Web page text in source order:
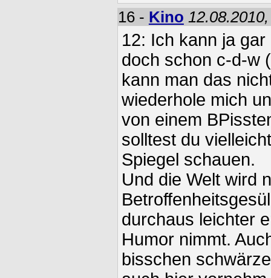
16 - Kino
12: Ich kann ja
doch schon c-d-w
kann man das
wiederhole mich
von einem
solltest du
Spiegel schauen.
Und die Welt wird
durchaus leichter
Humor nimmt.
bisschen